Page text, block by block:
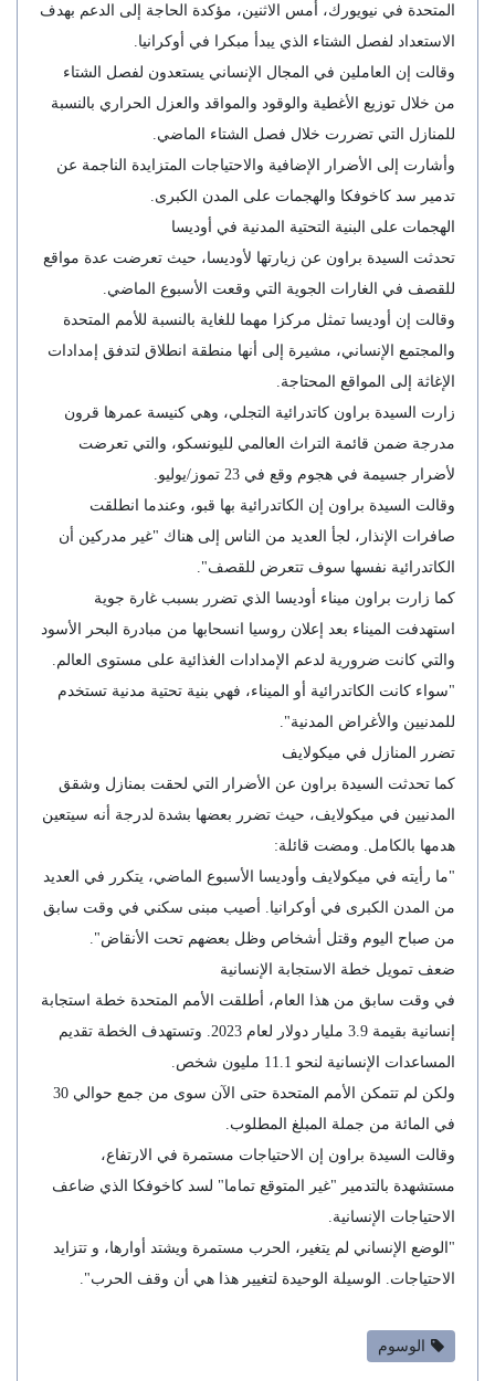
المتحدة في نيويورك، أمس الاثنين، مؤكدة الحاجة إلى الدعم بهدف
الاستعداد لفصل الشتاء الذي يبدأ مبكرا في أوكرانيا.
وقالت إن العاملين في المجال الإنساني يستعدون لفصل الشتاء
من خلال توزيع الأغطية والوقود والمواقد والعزل الحراري بالنسبة
للمنازل التي تضررت خلال فصل الشتاء الماضي.
وأشارت إلى الأضرار الإضافية والاحتياجات المتزايدة الناجمة عن
تدمير سد كاخوفكا والهجمات على المدن الكبرى.
الهجمات على البنية التحتية المدنية في أوديسا
تحدثت السيدة براون عن زيارتها لأوديسا، حيث تعرضت عدة مواقع
للقصف في الغارات الجوية التي وقعت الأسبوع الماضي.
وقالت إن أوديسا تمثل مركزا مهما للغاية بالنسبة للأمم المتحدة
والمجتمع الإنساني، مشيرة إلى أنها منطقة انطلاق لتدفق إمدادات
الإغاثة إلى المواقع المحتاجة.
زارت السيدة براون كاتدرائية التجلي، وهي كنيسة عمرها قرون
مدرجة ضمن قائمة التراث العالمي لليونسكو، والتي تعرضت
لأضرار جسيمة في هجوم وقع في 23 تموز/يوليو.
وقالت السيدة براون إن الكاتدرائية بها قبو، وعندما انطلقت
صافرات الإنذار، لجأ العديد من الناس إلى هناك "غير مدركين أن
الكاتدرائية نفسها سوف تتعرض للقصف".
كما زارت براون ميناء أوديسا الذي تضرر بسبب غارة جوية
استهدفت الميناء بعد إعلان روسيا انسحابها من مبادرة البحر الأسود
والتي كانت ضرورية لدعم الإمدادات الغذائية على مستوى العالم.
"سواء كانت الكاتدرائية أو الميناء، فهي بنية تحتية مدنية تستخدم
للمدنيين والأغراض المدنية".
تضرر المنازل في ميكولايف
كما تحدثت السيدة براون عن الأضرار التي لحقت بمنازل وشقق
المدنيين في ميكولايف، حيث تضرر بعضها بشدة لدرجة أنه سيتعين
هدمها بالكامل. ومضت قائلة:
"ما رأيته في ميكولايف وأوديسا الأسبوع الماضي، يتكرر في العديد
من المدن الكبرى في أوكرانيا. أصيب مبنى سكني في وقت سابق
من صباح اليوم وقتل أشخاص وظل بعضهم تحت الأنقاض".
ضعف تمويل خطة الاستجابة الإنسانية
في وقت سابق من هذا العام، أطلقت الأمم المتحدة خطة استجابة
إنسانية بقيمة 3.9 مليار دولار لعام 2023. وتستهدف الخطة تقديم
المساعدات الإنسانية لنحو 11.1 مليون شخص.
ولكن لم تتمكن الأمم المتحدة حتى الآن سوى من جمع حوالي 30
في المائة من جملة المبلغ المطلوب.
وقالت السيدة براون إن الاحتياجات مستمرة في الارتفاع،
مستشهدة بالتدمير "غير المتوقع تماما" لسد كاخوفكا الذي ضاعف
الاحتياجات الإنسانية.
"الوضع الإنساني لم يتغير، الحرب مستمرة ويشتد أوارها، و تتزايد
الاحتياجات. الوسيلة الوحيدة لتغيير هذا هي أن وقف الحرب".
الوسوم